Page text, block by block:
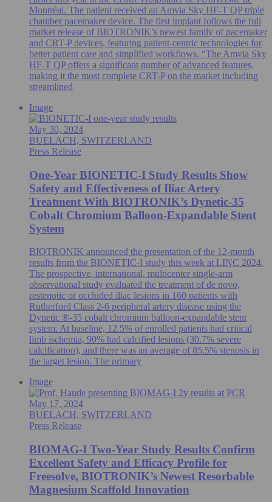
Montréal. The patient received an Amvia Sky HF-T QP triple
chamber pacemaker device. The first implant follows the full
market release of BIOTRONIK’s newest family of pacemaker
and CRT-P devices, featuring patient-centric technologies for
better patient care and simplified workflows. “The Amvia Sky
HF-T QP offers a significant number of advanced features,
making it the most complete CRT-P on the market including
streamlined
Image
May 30, 2024
BUELACH, SWITZERLAND
Press Release
One-Year BIONETIC-I Study Results Show
Safety and Effectiveness of Iliac Artery
Treatment With BIOTRONIK’s Dynetic-35
Cobalt Chromium Balloon-Expandable Stent
System
BIOTRONIK announced the presentation of the 12-month
results from the BIONETIC-I study this week at LINC 2024.
The prospective, international, multicenter single-arm
observational study evaluated the treatment of de novo,
restenotic or occluded iliac lesions in 160 patients with
Rutherford Class 2-6 peripheral artery disease using the
Dynetic ®-35 cobalt chromium balloon-expandable stent
system. At baseline, 12.5% of enrolled patients had critical
limb ischemia, 90% had calcified lesions (30.7% severe
calcification), and there was an average of 85.5% stenosis in
the target lesion. The primary
Image
May 17, 2024
BUELACH, SWITZERLAND
Press Release
BIOMAG-I Two-Year Study Results Confirm
Excellent Safety and Efficacy Profile for
Freesolve, BIOTRONIK’s Newest Resorbable
Magnesium Scaffold Innovation